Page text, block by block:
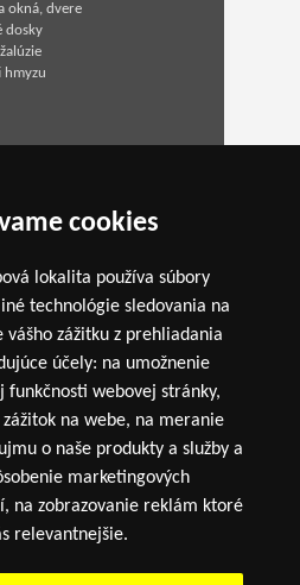
cookies
lokalita používa súbory
technológie sledovania na
vášho zážitku z prehliadania
účely: na umožnenie
funkčnosti webovej stránky,
na webe, na meranie
o naše produkty a služby a
marketingových
, na zobrazovanie reklám ktoré
relevantnejšie.
okná, dvere
dosky
hmyzu
ulica č.1
10 200